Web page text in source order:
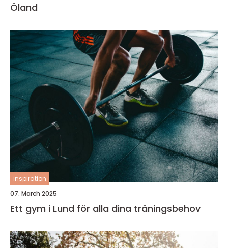
Öland
inspiration
07. March 2025
Ett gym i Lund för alla dina träningsbehov